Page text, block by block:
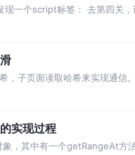
一个script标签： 去第四关
em，一点点烧脑，晚上下班
子页面读取哈希来实现通信
。更严重的问题是，如果页
实现过程
，其中有一个getRangeAt方